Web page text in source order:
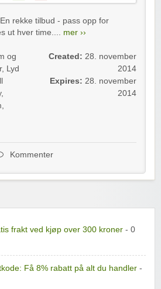
rekke tilbud - pass opp for
ut hver time.... mer ››
og
, Lyd
,
,
Created: 28. november
2014
Expires: 28. november
2014
Kommenter
frakt ved kjøp over 300 kroner - 0
Få 8% rabatt på alt du handler -